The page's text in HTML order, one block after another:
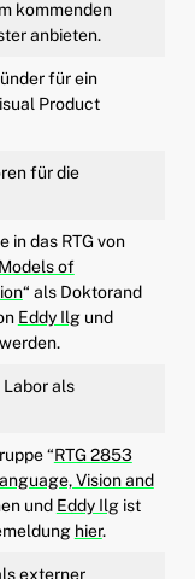
kommenden
anbieten.
für ein
Product
für die
in das RTG von
of
“ als Doktorand
Eddy Ilgund
als
“RTG 2853
Vision and
und Eddy Ilgist
hier.
externer